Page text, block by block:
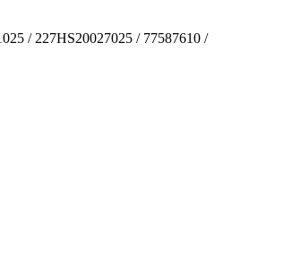
/ 227HS20027025 / 77587610 /